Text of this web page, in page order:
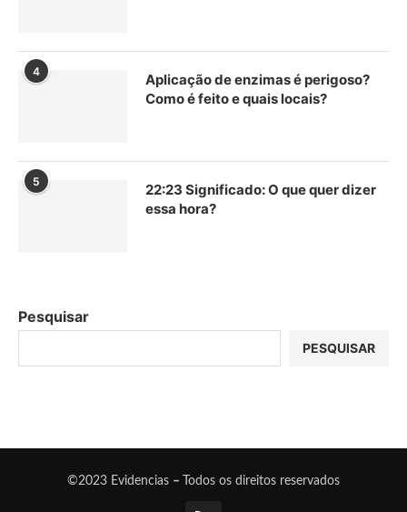
4
Aplicação de enzimas é perigoso?
Como é feito e quais locais?
5
22:23 Significado: O que quer dizer
essa hora?
Pesquisar
PESQUISAR
©2023 Evidencias – Todos os direitos reservados